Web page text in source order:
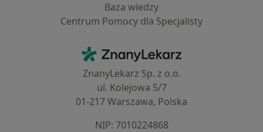
Baza wiedzy
Centrum Pomocy dla Specjalisty
ZnanyLekarz - Strona główna
ZnanyLekarz Sp. z o.o.
ul. Kolejowa 5/7
01-217 Warszawa, Polska
NIP: ⁠7010224868